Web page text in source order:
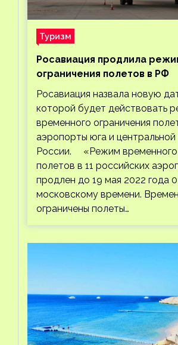
Туризм
Росавиация продлила
ограничения полетов в РФ
Росавиация назвала новую
которой будет действовать
временного ограничения
аэропорты юга и центральной
России. «Режим временного
полетов в 11 российских
продлен до 19 мая 2022 года
московскому времени.
ограничены полеты…